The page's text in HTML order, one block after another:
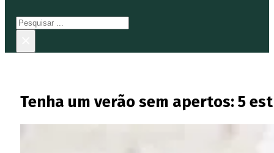
Pesquisar
Tenha um verão sem apertos: 5